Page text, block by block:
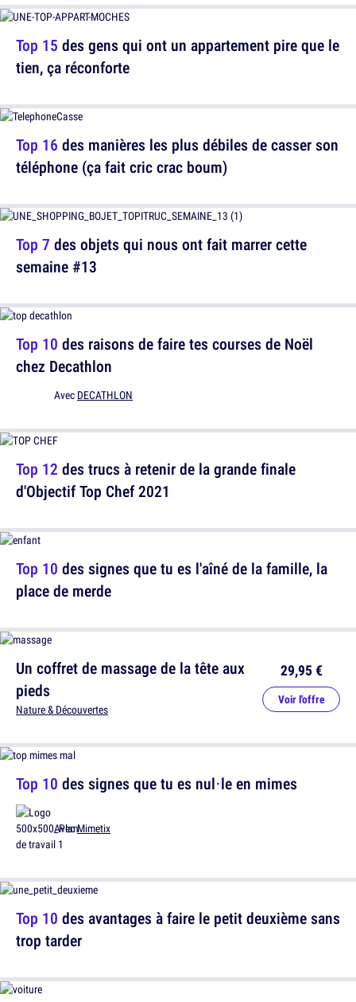
Top 15 des gens qui ont un appartement pire que le
tien, ça réconforte
Top 7 des objets qui nous ont fait marrer cette
semaine #13
Top 12 des trucs à retenir de la grande finale
d'Objectif Top Chef 2021
Un coffret de massage de la tête aux
pieds
Nature & Découvertes
29,95 €
Voir l'offre
Top 10 des avantages à faire le petit deuxième sans
trop tarder
Top 16 des manières les plus débiles de casser son
téléphone (ça fait cric crac boum)
Top 10 des raisons de faire tes courses de Noël
chez Decathlon
Avec DECATHLON
Top 10 des signes que tu es l'aîné de la famille, la
place de merde
Top 10 des signes que tu es nul·le en mimes
AvecMimetix